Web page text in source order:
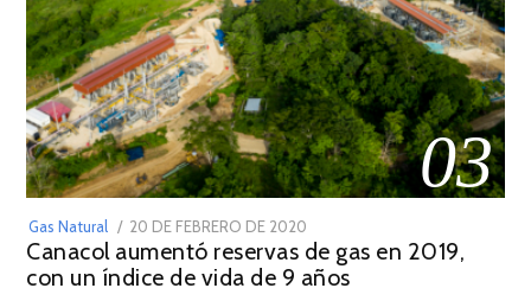
03
Gas Natural
POSTED
ON
20 DE FEBRERO DE 2020
DE
JULIO
Canacol aumentó reservas de gas en 2019,
con un índice de vida de 9 años